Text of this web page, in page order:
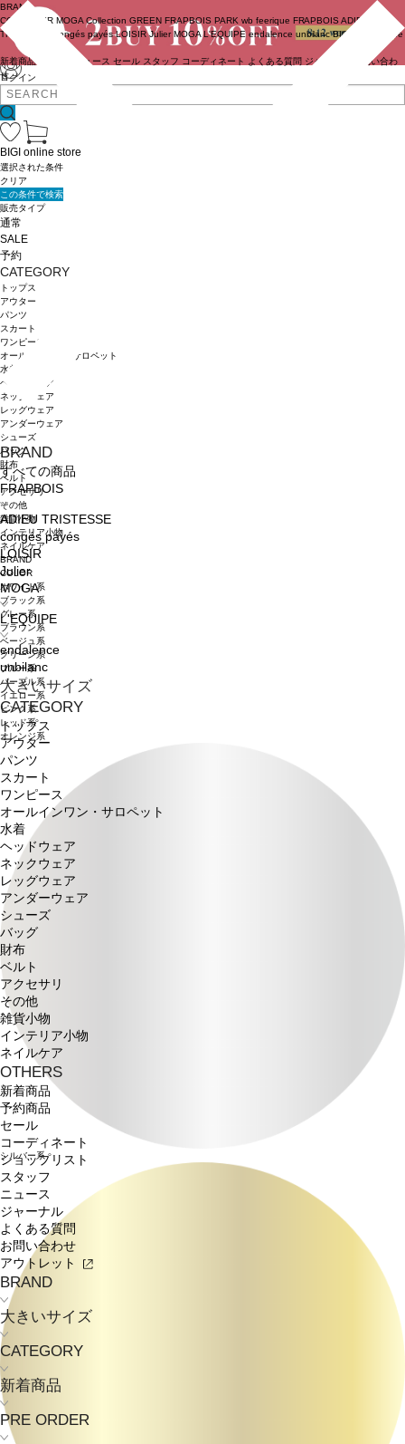
ログイン
BRAND
COUTURIER MOGA Collection GREEN FRAPBOIS PARK wb feerique FRAPBOIS ADIEU
TRISTESSE
congés payés LOISIR Julier MOGA L'EQUIPE endalence unbilanc BIGI online store
新着商品 ニュース セール スタッフ コーディネート よくある質問 ジャーナル
お問い合わ
せ
BRAND
すべての商品
FRAPBOIS
ADIEU TRISTESSE
congés payés
LOISIR
Julier
MOGA
L'EQUIPE
endalence
unbilanc
大きいサイズ
CATEGORY
トップス
アウター
パンツ
スカート
ワンピース
オールインワン・サロペット
水着
ヘッドウェア
ネックウェア
レッグウェア
アンダーウェア
シューズ
バッグ
財布
ベルト
アクセサリ
その他
雑貨小物
インテリア小物
ネイルケア
OTHERS
新着商品
予約商品
セール
コーディネート
ショップリスト
スタッフ
ニュース
ジャーナル
よくある質問
お問い合わせ
アウトレット
BRAND
大きいサイズ
CATEGORY
新着商品
PRE ORDER
BIGI online store
選択された条件
クリア
この条件で検索
販売タイプ
通常
SALE
予約
CATEGORY
トップス
アウター
パンツ
スカート
ワンピース
オールインワン・サロペット
水着
ヘッドウェア
ネックウェア
レッグウェア
アンダーウェア
シューズ
バッグ
財布
ベルト
アクセサリ
その他
雑貨小物
インテリア小物
ネイルケア
BRAND
COLOR
ホワイト系
ブラック系
グレー系
ブラウン系
ベージュ系
グリーン系
ブルー系
パープル系
イエロー系
ピンク系
レッド系
オレンジ系
シルバー系